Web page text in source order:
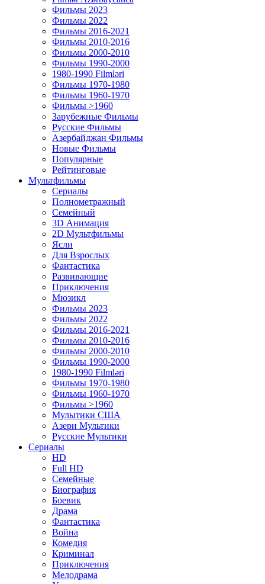
Фильмы 2023
Фильмы 2022
Фильмы 2016-2021
Фильмы 2010-2016
Фильмы 2000-2010
Фильмы 1990-2000
1980-1990 Filmləri
Фильмы 1970-1980
Фильмы 1960-1970
Фильмы >1960
Зарубежные Фильмы
Русские Фильмы
Азербайджан Фильмы
Новые Фильмы
Популярные
Рейтинговые
Мультфильмы
Сериалы
Полнометражный
Семейный
3D Анимация
2D Мультфильмы
Ясли
Для Взрослых
Фантастика
Развивающие
Приключения
Мюзикл
Фильмы 2023
Фильмы 2022
Фильмы 2016-2021
Фильмы 2010-2016
Фильмы 2000-2010
Фильмы 1990-2000
1980-1990 Filmləri
Фильмы 1970-1980
Фильмы 1960-1970
Фильмы >1960
Мулытики США
Азери Мультики
Русские Мультики
Сериалы
HD
Full HD
Семейные
Биография
Боевик
Драма
Фантастика
Война
Комедия
Криминал
Приключения
Мелодрама